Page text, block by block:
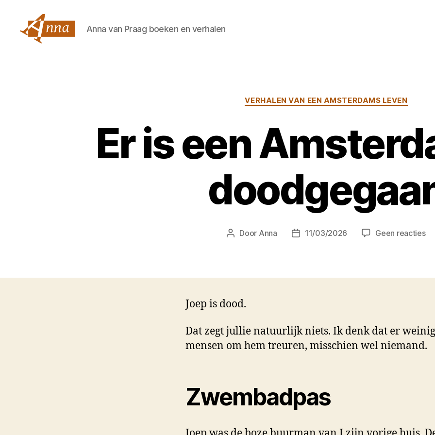
Anna van Praag boeken en verhalen
Categorieën
VERHALEN VAN EEN AMSTERDAMS LEVEN
Er is een
Berichtauteur
Door Anna Berichtdatum
11/03/2026 Geen reactiesop
Joep is dood.
Dat zegt jullie natuurlijk niets. Ik denk dat er weinig
mensen om hem treuren, misschien wel niemand.
Zwembadpas